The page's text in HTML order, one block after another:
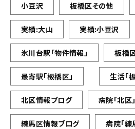
小豆沢 板橋区その他
実績:大山 実績:小豆沢
氷川台駅「物件情報」 板橋
最寄駅「板橋区」 生活「
北区情報ブログ 病院「北区」
練馬区情報ブログ 病院「練